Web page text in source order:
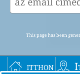
itthon
This page has been